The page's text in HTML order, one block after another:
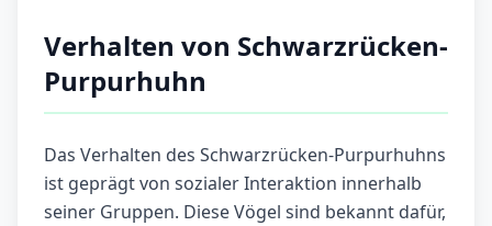
Verhalten von Schwarzrücken-
Purpurhuhn
Das Verhalten des Schwarzrücken-Purpurhuhns
ist geprägt von sozialer Interaktion innerhalb
seiner Gruppen. Diese Vögel sind bekannt dafür,